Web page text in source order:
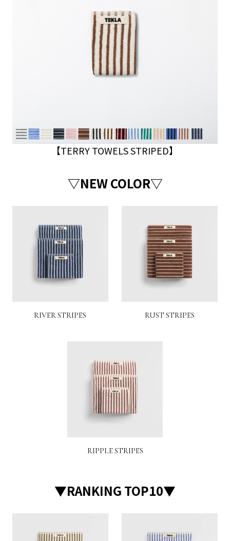
【TERRY TOWELS STRIPED】
▽NEW COLOR▽
RIVER STRIPES RUST STRIPES
RIPPLE STRIPES
▼RANKING TOP10▼